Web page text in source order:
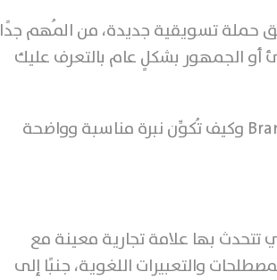
حملة تسويقية جديدة، من المُهم جدًا
أو الجمهور بشكلٍ عام بالتعرف عليك
وكيف تُكوِّن نبرة مناسبة وواضحة
تتحدث بها علامة تجارية معينة مع
والتعبيرات اللغوية، جنبًا إلى